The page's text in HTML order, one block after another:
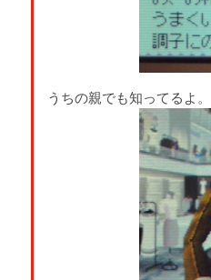
うちの親でも知ってるよ。